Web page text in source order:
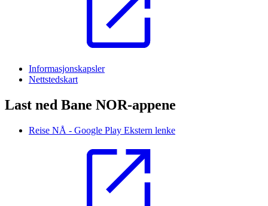
Informasjonskapsler
Nettstedskart
Last ned Bane NOR-appene
Reise NÅ - Google Play Ekstern lenke